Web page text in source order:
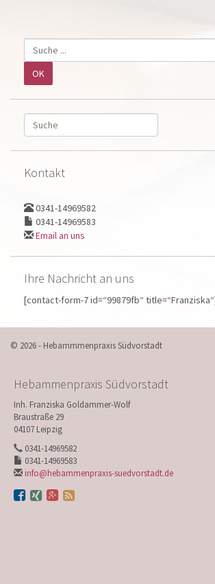
Kontakt
0341-14969582
0341-14969583
Email an uns
Ihre Nachricht an uns
[contact-form-7 id=“99879fb“
© 2026 - Hebammmenpraxis Südvorstadt
Hebammenpraxis Südvorstadt
Inh. Franziska Goldammer-Wolf
Braustraße 29
04107 Leipzig
0341-14969582
0341-14969583
info@hebammenpraxis-suedvorstadt.de